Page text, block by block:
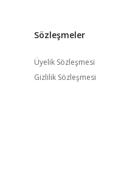
Sözleşmeler
Üyelik Sözleşmesi
Gizlilik Sözleşmesi